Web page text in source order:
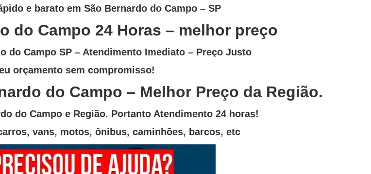
e barato em São Bernardo do Campo – SP
do Campo 24 Horas – melhor preço
do Campo SP – Atendimento Imediato – Preço Justo
orçamento sem compromisso!
do Campo – Melhor Preço da Região.
do Campo e Região. Portanto Atendimento 24 horas!
vans, motos, ônibus, caminhões, barcos, etc